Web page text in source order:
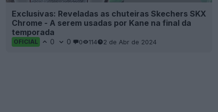
Exclusivas: Reveladas as chuteiras Skechers SKX
Chrome - A serem usadas por Kane na final da
temporada
OFICIAL 0 0 0 114 2 de Abr de 2024